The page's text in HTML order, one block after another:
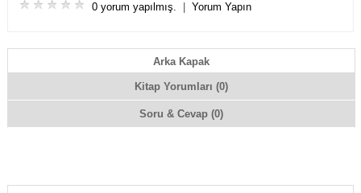
0 yorum yapılmış. Yorum Yapın
Arka Kapak
Kitap Yorumları (0)
Soru & Cevap (0)